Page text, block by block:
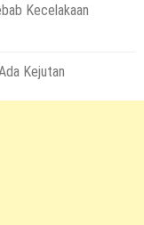
Kecelakaan
Kejutan